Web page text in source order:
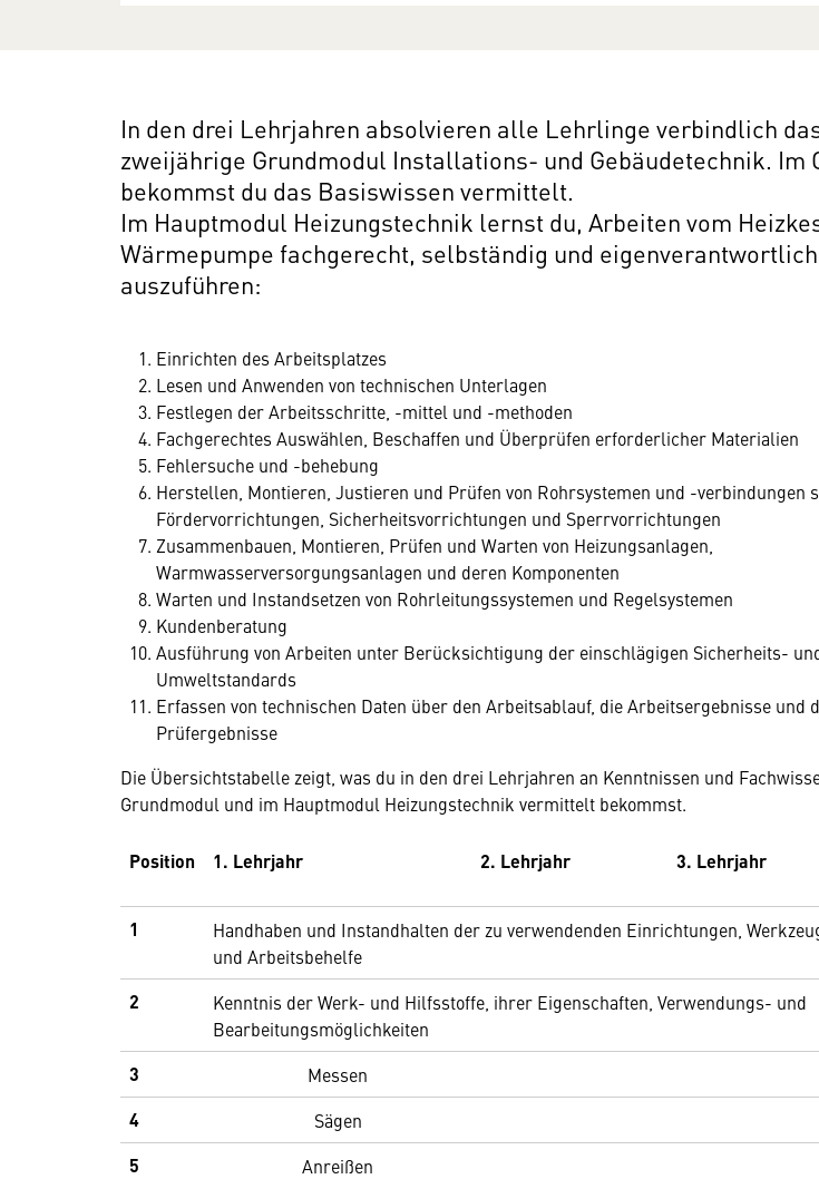
In den drei Lehrjahren absolvieren alle Lehrlinge verbindlich
zweijährige Grundmodul Installations- und Gebäudetechnik. Im
bekommst du das Basiswissen vermittelt.
Im Hauptmodul Heizungstechnik lernst du, Arbeiten vom
Wärmepumpe fachgerecht, selbständig und eigenverantwortlich
auszuführen:
Einrichten des Arbeitsplatzes
Lesen und Anwenden von technischen Unterlagen
Festlegen der Arbeitsschritte, -mittel und -methoden
Fachgerechtes Auswählen, Beschaffen und Überprüfen erforderlicher Materialien
Fehlersuche und -behebung
Herstellen, Montieren, Justieren und Prüfen von Rohrsystemen und -verbindungen
Fördervorrichtungen, Sicherheitsvorrichtungen und Sperrvorrichtungen
Zusammenbauen, Montieren, Prüfen und Warten von Heizungsanlagen,
Warmwasserversorgungsanlagen und deren Komponenten
Warten und Instandsetzen von Rohrleitungssystemen und Regelsystemen
Kundenberatung
Ausführung von Arbeiten unter Berücksichtigung der einschlägigen Sicherheits-
Umweltstandards
Erfassen von technischen Daten über den Arbeitsablauf, die Arbeitsergebnisse und
Prüfergebnisse
Die Übersichtstabelle zeigt, was du in den drei Lehrjahren an Kenntnissen und
Grundmodul und im Hauptmodul Heizungstechnik vermittelt bekommst.
Position 1. Lehrjahr 2. Lehrjahr 3. Lehrjahr
1
Handhaben und Instandhalten der zu verwendenden Einrichtungen,
und Arbeitsbehelfe
2
Kenntnis der Werk- und Hilfsstoffe, ihrer Eigenschaften, Verwendungs- und
Bearbeitungsmöglichkeiten
3 Messen
4 Sägen
5 Anreißen